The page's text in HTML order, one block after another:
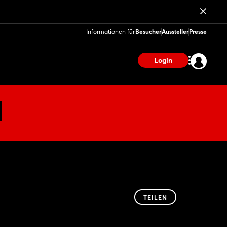
Informationen fürBesucherAusstellerPresse
Login
TEILEN